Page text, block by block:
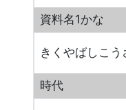
資料名1かな
きくやばしこ
時代